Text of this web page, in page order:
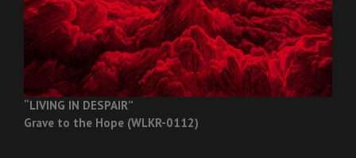
“LIVING IN DESPAIR”
Grave to the Hope (WLKR-0112)